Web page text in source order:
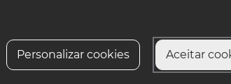
Personalizar cookies Aceitar